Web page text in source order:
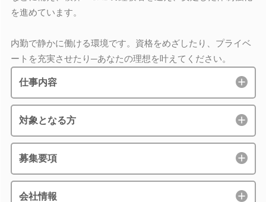
を進めています。
内勤で静かに働ける環境です。資格をめざしたり、プライベ
ートを充実させたり─あなたの理想を叶えてください。
仕事内容
対象となる方
募集要項
会社情報